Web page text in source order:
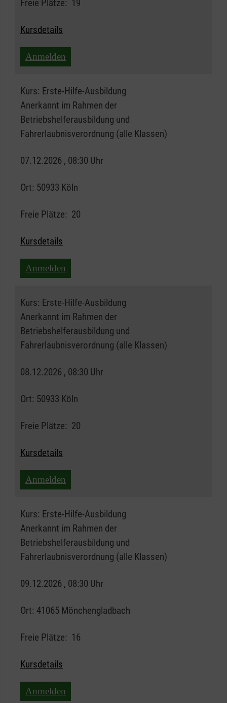
Freie Plätze: 19
Kursdetails
Anmelden
Kurs: Erste-Hilfe-Ausbildung
Anerkannt im Rahmen der
Betriebshelferausbildung und
Fahrerlaubnisverordnung (alle Klassen)
07.12.2026 , 08:30 Uhr
Ort: 50933 Köln
Freie Plätze: 20
Kursdetails
Anmelden
Kurs: Erste-Hilfe-Ausbildung
Anerkannt im Rahmen der
Betriebshelferausbildung und
Fahrerlaubnisverordnung (alle Klassen)
08.12.2026 , 08:30 Uhr
Ort: 50933 Köln
Freie Plätze: 20
Kursdetails
Anmelden
Kurs: Erste-Hilfe-Ausbildung
Anerkannt im Rahmen der
Betriebshelferausbildung und
Fahrerlaubnisverordnung (alle Klassen)
09.12.2026 , 08:30 Uhr
Ort: 41065 Mönchengladbach
Freie Plätze: 16
Kursdetails
Anmelden